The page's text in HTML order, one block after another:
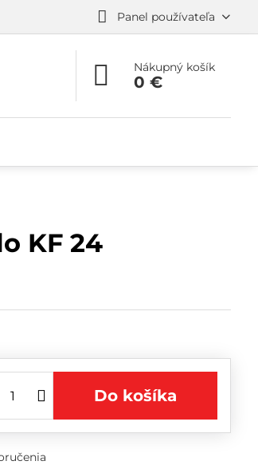
Panel používateľa
Nákupný košík
0 €
KF 24
Do košíka